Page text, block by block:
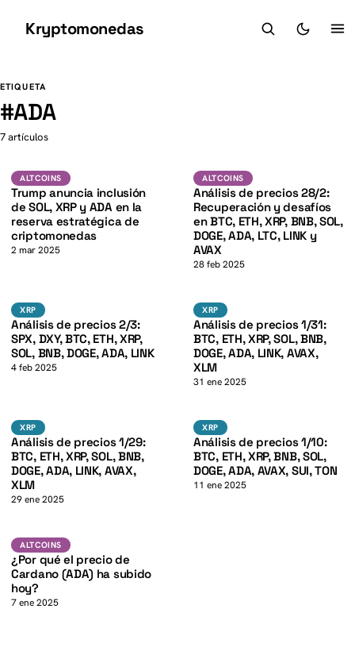
Kryptomonedas
ETIQUETA
#ADA
7 artículos
ALTCOINS SOL
K
ALTCOINS
Trump anuncia inclusión
de SOL, XRP y ADA en la
reserva estratégica de
criptomonedas
2 mar 2025
ALTCOINS BTC
ALTCOINS
Análisis de precios 28/2:
Recuperación y desafíos
en BTC, ETH, XRP, BNB, SOL,
DOGE, ADA, LTC, LINK y
AVAX
28 feb 2025
XRP K
XRP
Análisis de precios 2/3:
SPX, DXY, BTC, ETH, XRP,
SOL, BNB, DOGE, ADA, LINK
4 feb 2025
XRPXRP
Análisis de precios 1/31:
BTC, ETH, XRP, SOL, BNB,
DOGE, ADA, LINK, AVAX,
XLM
31 ene 2025
XRP K
XRP
Análisis de precios 1/29:
BTC, ETH, XRP, SOL, BNB,
DOGE, ADA, LINK, AVAX,
XLM
29 ene 2025
XRPXRP
Análisis de precios 1/10:
BTC, ETH, XRP, BNB, SOL,
DOGE, ADA, AVAX, SUI, TON
11 ene 2025
ALTCOINSADA
K
ALTCOINS
¿Por qué el precio de
Cardano (ADA) ha subido
hoy?
7 ene 2025